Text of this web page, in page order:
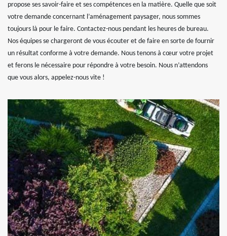
propose ses savoir-faire et ses compétences en la matière. Quelle que soit
votre demande concernant l’aménagement paysager, nous sommes
toujours là pour le faire. Contactez-nous pendant les heures de bureau.
Nos équipes se chargeront de vous écouter et de faire en sorte de fournir
un résultat conforme à votre demande. Nous tenons à cœur votre projet
et ferons le nécessaire pour répondre à votre besoin. Nous n’attendons
que vous alors, appelez-nous vite !